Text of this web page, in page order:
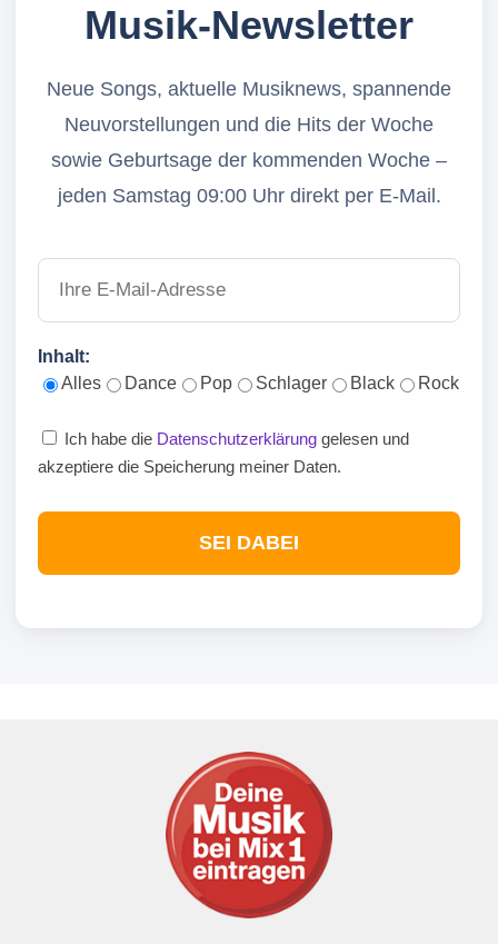
Musik-Newsletter
Neue Songs, aktuelle Musiknews, spannende
Neuvorstellungen und die Hits der Woche
sowie Geburtsage der kommenden Woche –
jeden Samstag 09:00 Uhr direkt per E-Mail.
Inhalt:
Alles
Dance Pop Schlager Black Rock
Ich habe die Datenschutzerklärung gelesen und
akzeptiere die Speicherung meiner Daten.
SEI DABEI